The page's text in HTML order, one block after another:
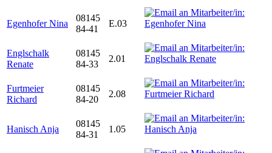
Egenhofer Nina
08145
84-41
E.03
Englschalk
Renate
08145
84-33
2.01
Furtmeier
Richard
08145
84-20
2.08
Hanisch Anja
08145
84-31
1.05